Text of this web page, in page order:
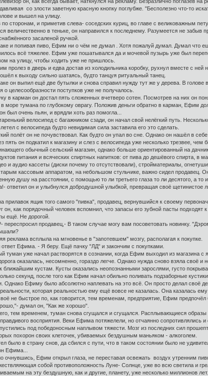
со злости заветную красную кнопку поглубже. "Бесполезно что-то
и вышел на улицу.
сторонам, и приметив слева- соседских куриц, во главе с великоважным
величественно в теньке, он направился к последнему. Разумеется не забыв
засаленой ручкой.
и попивая пиво, Ефим ни о чём не думал . Хотя пожалуй думал. Думал что
всё тяжелее. Ефим уже пошатывался да и мочевой пузырь уже был
на улицу, чтобы ходить уже не пришлось.
пролез в дверь и едва достав из холодильника коробку, рухнул вместе с
к выходу сильно шатаясь, будто танцуя ритуальный танец.
он выпил ещё две бутылки и снова справил нужду тут же у дерева. В голове
о целесообразности поступков уже не получалось.
в карман он достал пять сложенных вчетверо сотен. Посмотрев на них он
море тумана по глубокому оврагу. Положив деньги обратно в карман, Ефим
был очень пьян, и врядли хоть раз помогла...
велосипед с багажником сзади, он начал свой нелёгкий путь.
с велосипеда будто невидимая сила заставила его это сделать.
полёт он не почувствовал. Как будто он упал во сне. Однако он нашёл в
пять он подкатил к магазину и слез с велосипеда уже несколько трезвее,
обычный сельский магазин, однако больше ориентированный на
питания и всяческих спиртных напитков: от пива до дешёвого спирта, в
и аудио кассеты (диски почему то отсутствовали), стройматериалы,
кассовым аппаратом, на небольшом стульчике, важно сидел продавец.
душу на расстоянии, с помощью то ли третьего глаза то ли десятого, а
ответил он и улыбнулся добродушной улыбкой, превращая своё щетинистое
прилавок ящик того самого "пивка", продавец, вернувшийся к своему
он, как порядочный человек вспомнил, что запасы его зубной пасты подходят
ещё. Не дорогой.
переспросил продавец,- В таком случае могу вам посоветовать новинку.
реклама всплыла на мгновенье в "запотевшем" мозгу, располагая к покупке.
Ефима. - Я беру. Ещё пачку "ЛД" и закончим с покупками.
туман уже начал растворятся в сознании, когда Ефим выходил из магазина с
оказалась, несомненно, гораздо легче. Однако нужда сново взяла своё
ближайшим кустам. Кусты оказались неопознанными зарослями, густо
секунд, после того как Ефим начал обильно поливать подзаборные
Однако Ефиму было абсолютно наплевать на это всё. Он просто делал своё
которая реальностью ему ещё вовсе не казалась. Она казалась
не быстрое по, как говорится, тем временам, предприятие, Ефим
думал он, "Как же хорошо".
тем временем, туман снова сгущался и сгущался. Расплывающиеся
восприятия. Веки Ефима потяжелели, но отчаянно сопротивлялись
под победоносным наплывом тяжести. Мозг из последних сил
похорон своих клеточек, убиваемых бездушным маньяком - алкоголем.
было в страну снов, да сбился с пути, что в таком состоянии было не
Ефима...
Ефим открыл глаза, не переставая освежать воздух утренним
собой противоположность Луне- Солнце, уже во всю светила и
на эту бездушную, как и другие, планету, уже несколько миллионов лет.